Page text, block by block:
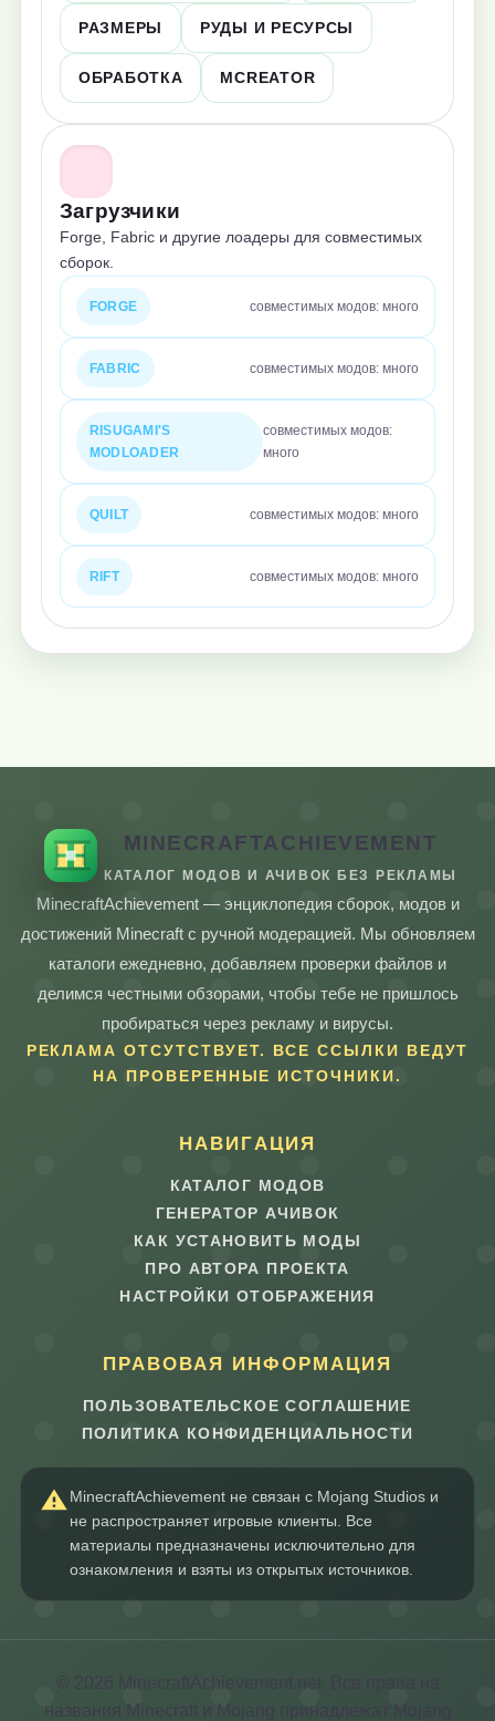
РАЗМЕРЫ РУДЫ И РЕСУРСЫ
ОБРАБОТКА MCREATOR
Загрузчики
Forge, Fabric и другие лоадеры для совместимых
сборок.
FORGE совместимых модов: много
FABRIC совместимых модов: много
RISUGAMI'S
MODLOADER
совместимых модов:
много
QUILT совместимых модов: много
RIFT совместимых модов: много
MINECRAFTACHIEVEMENT
КАТАЛОГ МОДОВ И АЧИВОК БЕЗ РЕКЛАМЫ
MinecraftAchievement — энциклопедия сборок, модов и
достижений Minecraft с ручной модерацией. Мы обновляем
каталоги ежедневно, добавляем проверки файлов и
делимся честными обзорами, чтобы тебе не пришлось
пробираться через рекламу и вирусы.
РЕКЛАМА ОТСУТСТВУЕТ. ВСЕ ССЫЛКИ ВЕДУТ
НА ПРОВЕРЕННЫЕ ИСТОЧНИКИ.
НАВИГАЦИЯ
КАТАЛОГ МОДОВ
ГЕНЕРАТОР АЧИВОК
КАК УСТАНОВИТЬ МОДЫ
ПРО АВТОРА ПРОЕКТА
НАСТРОЙКИ ОТОБРАЖЕНИЯ
ПРАВОВАЯ ИНФОРМАЦИЯ
ПОЛЬЗОВАТЕЛЬСКОЕ СОГЛАШЕНИЕ
ПОЛИТИКА КОНФИДЕНЦИАЛЬНОСТИ
MinecraftAchievement не связан с Mojang Studios и
не распространяет игровые клиенты. Все
материалы предназначены исключительно для
ознакомления и взяты из открытых источников.
© 2026 MinecraftAchievement.net. Все права на
названия Minecraft и Mojang принадлежат Mojang